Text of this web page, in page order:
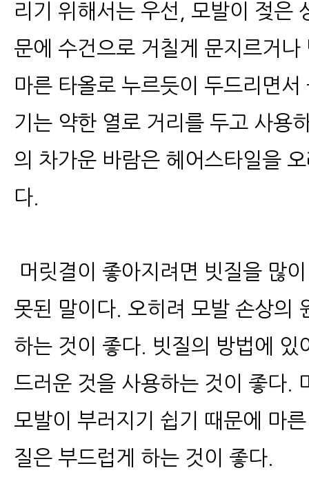
리기 위해서는 우선, 모발이 젖은
문에 수건으로 거칠게 문지르거
마른 타올로 누르듯이 두드리면
기는 약한 열로 거리를 두고 사용
의 차가운 바람은 헤어스타일을
다.
머릿결이 좋아지려면 빗질을 많
못된 말이다. 오히려 모발 손상의
하는 것이 좋다. 빗질의 방법에 있
드러운 것을 사용하는 것이 좋다.
모발이 부러지기 쉽기 때문에 마
질은 부드럽게 하는 것이 좋다.